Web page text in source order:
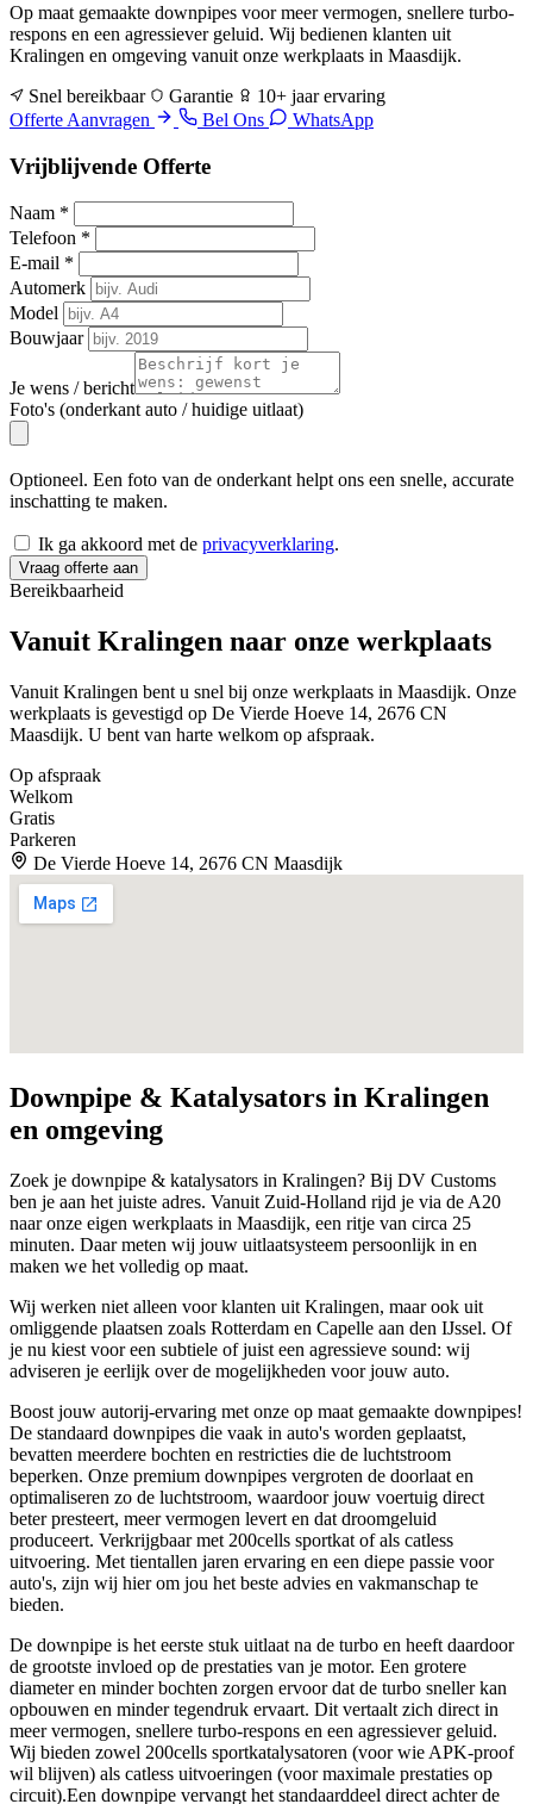
Op maat gemaakte downpipes voor meer vermogen, snellere turbo-
respons en een agressiever geluid. Wij bedienen klanten uit
Kralingen en omgeving vanuit onze werkplaats in Maasdijk.
Snel bereikbaar
Garantie
10+ jaar ervaring
Offerte Aanvragen
Bel Ons WhatsApp
Vrijblijvende Offerte
Naam *
Telefoon *
E-mail *
Automerk
Model
Bouwjaar
Je wens / bericht
Foto's (onderkant auto / huidige uitlaat)
Optioneel. Een foto van de onderkant helpt ons een snelle, accurate
inschatting te maken.
Ik ga akkoord met de privacyverklaring.
Vraag offerte aan
Bereikbaarheid
Vanuit Kralingen naar onze werkplaats
Vanuit Kralingen bent u snel bij onze werkplaats in Maasdijk. Onze
werkplaats is gevestigd op De Vierde Hoeve 14, 2676 CN
Maasdijk. U bent van harte welkom op afspraak.
Op afspraak
Welkom
Gratis
Parkeren
De Vierde Hoeve 14, 2676 CN Maasdijk
Downpipe & Katalysators in Kralingen
en omgeving
Zoek je downpipe & katalysators in Kralingen? Bij DV Customs
ben je aan het juiste adres. Vanuit Zuid-Holland rijd je via de A20
naar onze eigen werkplaats in Maasdijk, een ritje van circa 25
minuten. Daar meten wij jouw uitlaatsysteem persoonlijk in en
maken we het volledig op maat.
Wij werken niet alleen voor klanten uit Kralingen, maar ook uit
omliggende plaatsen zoals Rotterdam en Capelle aan den IJssel. Of
je nu kiest voor een subtiele of juist een agressieve sound: wij
adviseren je eerlijk over de mogelijkheden voor jouw auto.
Boost jouw autorij-ervaring met onze op maat gemaakte downpipes!
De standaard downpipes die vaak in auto's worden geplaatst,
bevatten meerdere bochten en restricties die de luchtstroom
beperken. Onze premium downpipes vergroten de doorlaat en
optimaliseren zo de luchtstroom, waardoor jouw voertuig direct
beter presteert, meer vermogen levert en dat droomgeluid
produceert. Verkrijgbaar met 200cells sportkat of als catless
uitvoering. Met tientallen jaren ervaring en een diepe passie voor
auto's, zijn wij hier om jou het beste advies en vakmanschap te
bieden.
De downpipe is het eerste stuk uitlaat na de turbo en heeft daardoor
de grootste invloed op de prestaties van je motor. Een grotere
diameter en minder bochten zorgen ervoor dat de turbo sneller kan
opbouwen en minder tegendruk ervaart. Dit vertaalt zich direct in
meer vermogen, snellere turbo-respons en een agressiever geluid.
Wij bieden zowel 200cells sportkatalysatoren (voor wie APK-proof
wil blijven) als catless uitvoeringen (voor maximale prestaties op
circuit).Een downpipe vervangt het standaarddeel direct achter de